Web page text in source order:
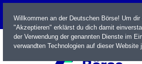
LIVE
Willkommen an der Deutschen Börse! Um
"Akzeptieren" erklärst du dich damit
der Verwendung der genannten Dienste im
verwandten Technologien auf dieser